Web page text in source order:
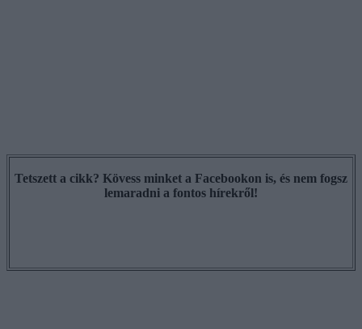
Tetszett a cikk? Kövess minket a Facebookon is, és nem fogsz
lemaradni a fontos hírekről!